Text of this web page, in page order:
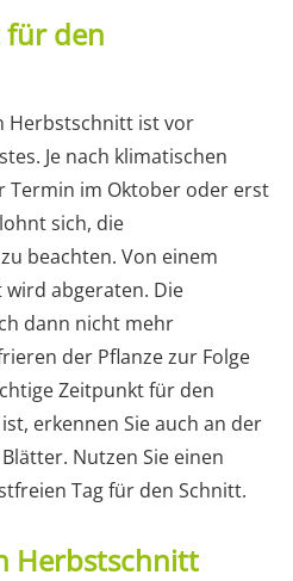
für den
Herbstschnitt ist vor
Je nach klimatischen
Termin im Oktober oder erst
sich, die
beachten. Von einem
abgeraten. Die
dann nicht mehr
der Pflanze zur Folge
Zeitpunkt für den
erkennen Sie auch an der
Nutzen Sie einen
Tag für den Schnitt.
Herbstschnitt